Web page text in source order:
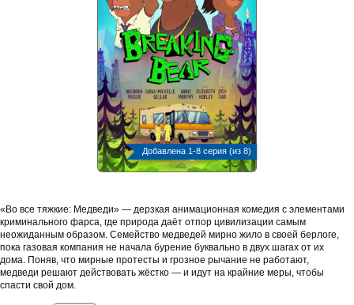
Добавлена 1-8 серия (из 8)
«Во все тяжкие: Медведи» — дерзкая анимационная комедия с элементами
криминального фарса, где природа даёт отпор цивилизации самым
неожиданным образом. Семейство медведей мирно жило в своей берлоге,
пока газовая компания не начала бурение буквально в двух шагах от их
дома. Поняв, что мирные протесты и грозное рычание не работают,
медведи решают действовать жёстко — и идут на крайние меры, чтобы
спасти свой дом.